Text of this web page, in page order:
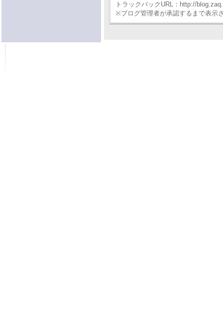
トラックバックURL：http://
※ブログ管理者が承認するまで表示